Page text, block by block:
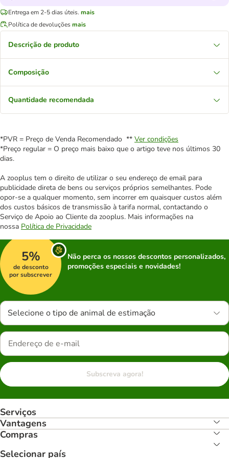
Entrega em 2-5 dias úteis. mais
Política de devoluçõesmais
Descrição de produto
Composição
Quantidade recomendada
*PVR = Preço de Venda Recomendado ** Ver condições
*Preço regular = O preço mais baixo que o artigo teve nos últimos 30
dias.
A zooplus tem o direito de utilizar o seu endereço de email para
publicidade direta de bens ou serviços próprios semelhantes. Pode
opor-se a qualquer momento, sem incorrer em quaisquer custos além
dos custos básicos de transmissão à tarifa normal, contactando o
Serviço de Apoio ao Cliente da zooplus. Mais informações na
nossa Política de Privacidade
5%
de desconto
por subscrever
Não perca os nossos descontos personalizados,
promoções especiais e novidades!
Selecione o tipo de animal de estimação
Subscreva agora!
Serviços
Vantagens
Compras
Selecionar país